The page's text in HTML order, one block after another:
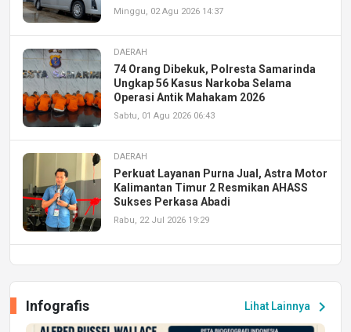
Minggu, 02 Agu 2026 14:37
DAERAH
74 Orang Dibekuk, Polresta Samarinda
Ungkap 56 Kasus Narkoba Selama
Operasi Antik Mahakam 2026
Sabtu, 01 Agu 2026 06:43
DAERAH
Perkuat Layanan Purna Jual, Astra Motor
Kalimantan Timur 2 Resmikan AHASS
Sukses Perkasa Abadi
Rabu, 22 Jul 2026 19:29
Peluang Kerja dan Magang
Jumat, 17 Jul 2026 22:30
Lihat Lainnya chevron_right
Infografis